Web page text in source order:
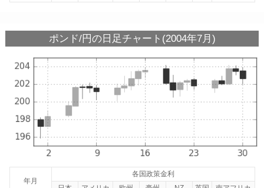
ポンド/円の日足チャート(2004年7月)
年月
各国政策金利